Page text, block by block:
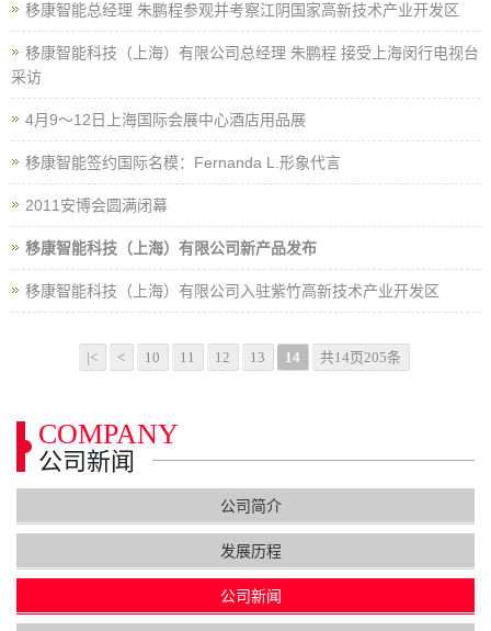
移康智能总经理 朱鹏程参观并考察江阴国家高新技术产业开发区
移康智能科技（上海）有限公司总经理 朱鹏程 接受上海闵行电视台
采访
4月9～12日上海国际会展中心酒店用品展
移康智能签约国际名模：Fernanda L.形象代言
2011安博会圆满闭幕
移康智能科技（上海）有限公司新产品发布
移康智能科技（上海）有限公司入驻紫竹高新技术产业开发区
|< < 10 11 12 13 14 共14页205条
COMPANY
公司新闻
公司简介
发展历程
公司新闻